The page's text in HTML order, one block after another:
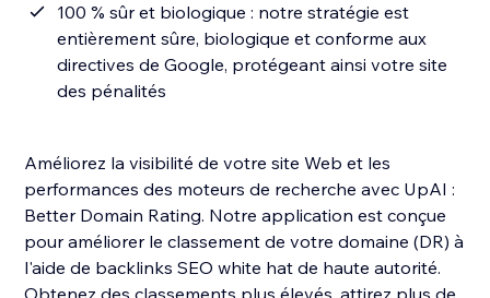
100 % sûr et biologique : notre stratégie est
entièrement sûre, biologique et conforme aux
directives de Google, protégeant ainsi votre site
des pénalités
Améliorez la visibilité de votre site Web et les
performances des moteurs de recherche avec UpAI :
Better Domain Rating. Notre application est conçue
pour améliorer le classement de votre domaine (DR) à
l'aide de backlinks SEO white hat de haute autorité.